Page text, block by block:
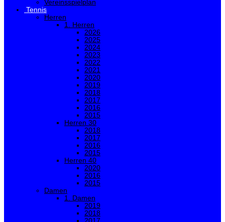
Vereinsspielplan
Tennis
Herren
1. Herren
2026
2025
2024
2023
2022
2021
2020
2019
2018
2017
2016
2015
Herren 30
2018
2017
2016
2015
Herren 40
2020
2016
2015
Damen
1. Damen
2019
2018